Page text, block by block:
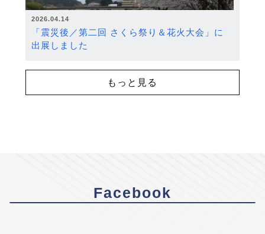
2026.04.14
「震災後／第二回 さくら祭り＆花火大会」に
出展しました
もっと見る
Facebook